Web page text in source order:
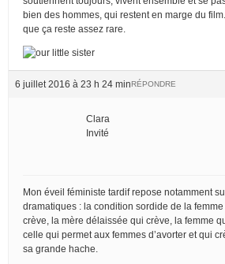
bien des hommes, qui restent en marge du
que ça reste assez rare.
6 juillet 2016 à 23 h 24 minRÉPONDRE
Clara
Invité
Mon éveil féministe tardif repose notamment
dramatiques : la condition sordide de la
crève, la mère délaissée qui crève, la femme
celle qui permet aux femmes d’avorter et qui
sa grande hache.